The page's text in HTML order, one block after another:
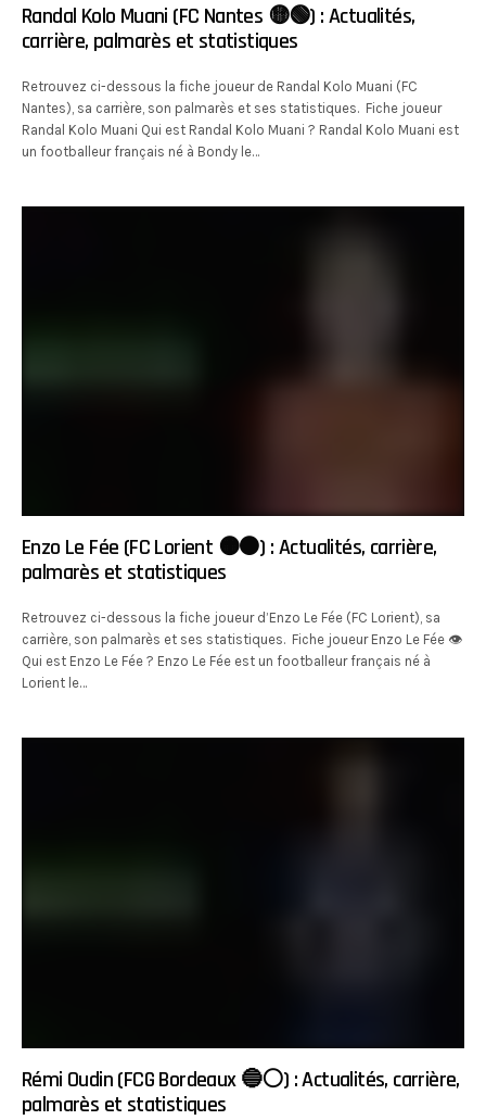
Randal Kolo Muani (FC Nantes 🟡🟢) : Actualités,
carrière, palmarès et statistiques
Retrouvez ci-dessous la fiche joueur de Randal Kolo Muani (FC
Nantes), sa carrière, son palmarès et ses statistiques. Fiche joueur
Randal Kolo Muani Qui est Randal Kolo Muani ? Randal Kolo Muani est
un footballeur français né à Bondy le…
Enzo Le Fée (FC Lorient 🟠⚫️) : Actualités, carrière,
palmarès et statistiques
Retrouvez ci-dessous la fiche joueur d’Enzo Le Fée (FC Lorient), sa
carrière, son palmarès et ses statistiques. Fiche joueur Enzo Le Fée 👁
Qui est Enzo Le Fée ? Enzo Le Fée est un footballeur français né à
Lorient le…
Rémi Oudin (FCG Bordeaux 🔵⚪️) : Actualités, carrière,
palmarès et statistiques